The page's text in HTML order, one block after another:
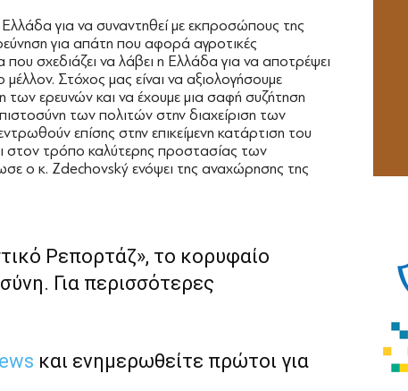
για να συναντηθεί με εκπροσώπους της
για απάτη που αφορά αγροτικές
που σχεδιάζει να λάβει η Ελλάδα για να αποτρέψει
Στόχος μας είναι να αξιολογήσουμε
ερευνών και να έχουμε μια σαφή συζήτηση
των πολιτών στην διαχείριση των
επίσης στην επικείμενη κατάρτιση του
στον τρόπο καλύτερης προστασίας των
ο κ. Zdechovský ενόψει της αναχώρησης της
Ρεπορτάζ», το κορυφαίο
Για περισσότερες
και ενημερωθείτε πρώτοι για